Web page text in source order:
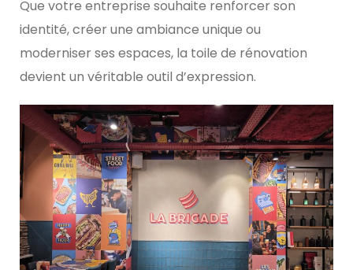
Que votre entreprise souhaite renforcer son
identité, créer une ambiance unique ou
moderniser ses espaces, la toile de rénovation
devient un véritable outil d’expression.